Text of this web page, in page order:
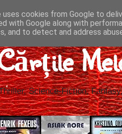
Science-Fiction,
uses cookies from Google to
with Google along with
and to detect and address